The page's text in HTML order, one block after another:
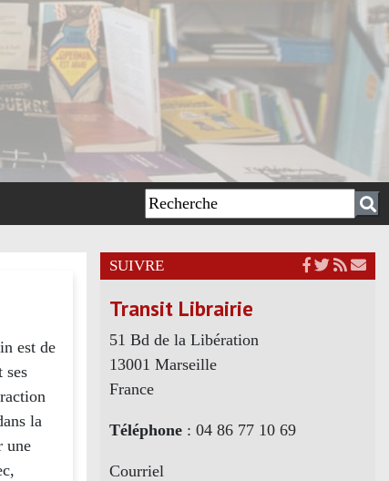
est de
ses
la
une
SUIVRE
Transit Librairie
51 Bd de la Libération
13001 Marseille
France
Téléphone: 04 86 77 10 69
Courriel